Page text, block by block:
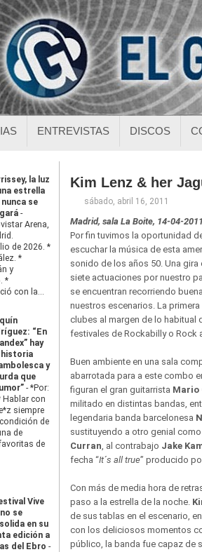
ENTREVISTAS DISCOS
la luz
estrella
nunca se
-
Arena,
de 2026. *
*
y
*
con la...
“En
hay
historia
y
que
-*Por:
Hablar con
siempre
de
de
de
Vive
se
en su
edición a
del Ebro -
Kim Lenz & her
sábado, abril 16, 2011
Madrid, sala La Boite, 14-04-2011
Por fin tuvimos la oportunidad
escuchar la música de esta
sonido de los años 50. Una gira
siete actuaciones por nuestro
se encuentran recorriendo
nuestros escenarios. La
clubes al margen de lo habitual
festivales de Rockabilly o Rock
Buen ambiente en una sala
abarrotada para a este combo
figuran el gran guitarrista Mario
militado en distintas bandas,
legendaria banda barcelonesa
sustituyendo a otro genial como
Curran, al contrabajo Jake
fecha “It´s all true” producido
Con más de media hora de
paso a la estrella de la noche.
de sus tablas en el escenario,
con los deliciosos momentos
público, la banda fue capaz de